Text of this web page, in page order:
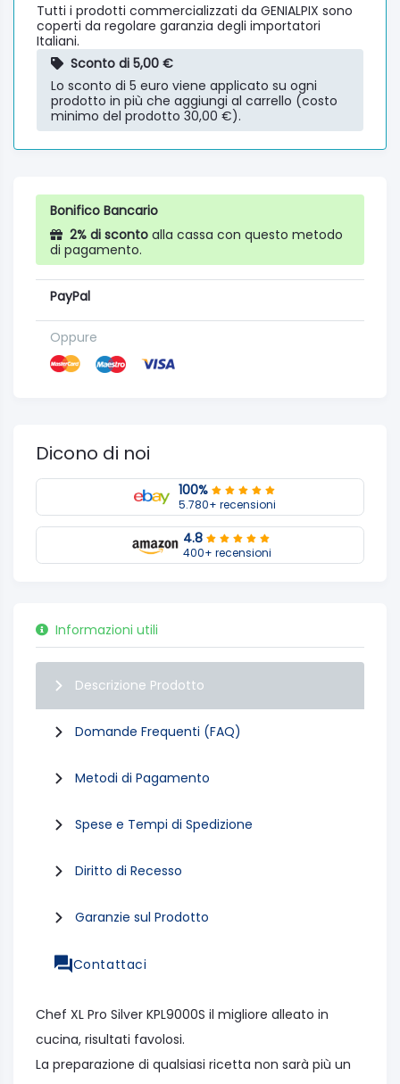
Tutti i prodotti commercializzati da GENIALPIX sono
coperti da regolare garanzia degli importatori
Italiani.
Sconto di 5,00 €
Lo sconto di 5 euro viene applicato su ogni
prodotto in più che aggiungi al carrello (costo
minimo del prodotto 30,00 €).
Bonifico Bancario
2% di sconto alla cassa con questo metodo
di pagamento.
PayPal
Oppure
Dicono di noi
100%
5.780+ recensioni
4.8
400+ recensioni
Informazioni utili
Descrizione Prodotto
Domande Frequenti (FAQ)
Metodi di Pagamento
Spese e Tempi di Spedizione
Diritto di Recesso
Garanzie sul Prodotto
Contattaci
Chef XL Pro Silver KPL9000S il migliore alleato in
cucina, risultati favolosi.
La preparazione di qualsiasi ricetta non sarà più un